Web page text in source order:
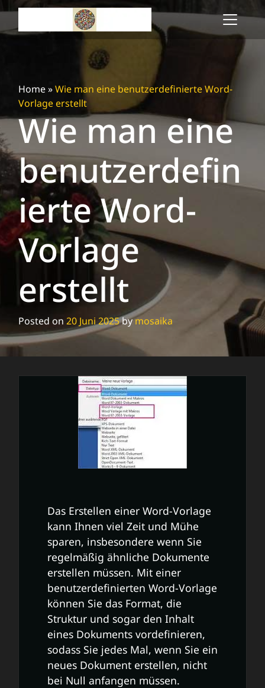
content
Home»Wie man eine benutzerdefinierte Word-
Vorlage erstellt
Wie man eine
benutzerdefin
ierte Word-
Vorlage
erstellt
Posted on 20 Juni 2025bymosaika
Das Erstellen einer Word-Vorlage
kann Ihnen viel Zeit und Mühe
sparen, insbesondere wenn Sie
regelmäßig ähnliche Dokumente
erstellen müssen. Mit einer
benutzerdefinierten Word-Vorlage
können Sie das Format, die
Struktur und sogar den Inhalt
eines Dokuments vordefinieren,
sodass Sie jedes Mal, wenn Sie ein
neues Dokument erstellen, nicht
bei Null anfangen müssen.